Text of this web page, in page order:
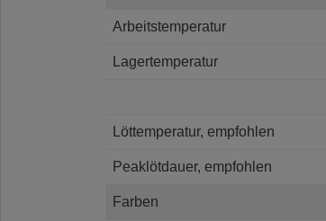
Arbeitstemperatur
Lagertemperatur
Löttemperatur, empfohlen
Peaklötdauer, empfohlen
Farben